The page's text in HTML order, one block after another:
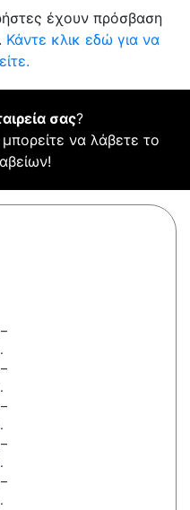
έχουν πρόσβαση
Κάντε κλικ εδώ για να
σας?
να λάβετε το